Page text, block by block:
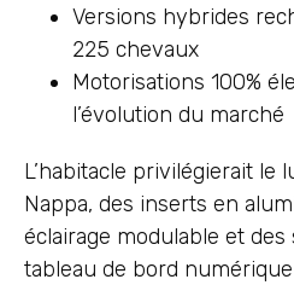
Versions hybrides
225 chevaux
Motorisations 100%
l’évolution du marché
L’habitacle privilégierait le
Nappa, des inserts en
éclairage modulable et des
tableau de bord